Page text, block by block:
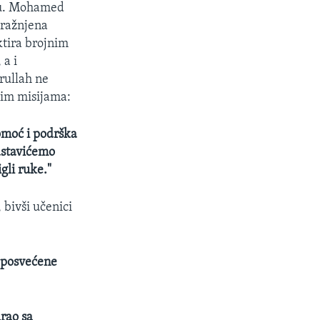
Mohamed
brojnim
a i
ne
misijama:
i podrška
ruke."
bivši učenici